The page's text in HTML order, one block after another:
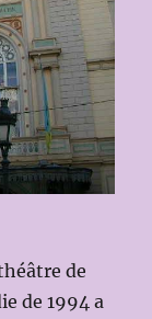
de
de 1994 a